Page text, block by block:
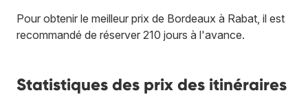
Pour obtenir le meilleur prix de Bordeaux à Rabat, il est
recommandé de réserver 210 jours à l'avance.
Statistiques des prix des itinéraires